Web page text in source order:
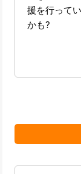
援を行って
かも?